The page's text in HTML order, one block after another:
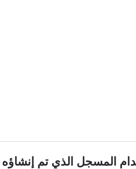
المسجل الذي تم إنشاؤه